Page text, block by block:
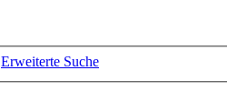
Erweiterte Suche